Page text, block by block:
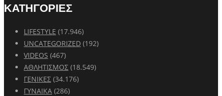
ΚΑΤΗΓΟΡΙΕΣ
LIFESTYLE (17.946)
UNCATEGORIZED (192)
VIDEOS (467)
ΑΘΛΗΤΙΣΜΟΣ (18.549)
ΓΕΝΙΚΕΣ (34.176)
ΓΥΝΑΙΚΑ (286)